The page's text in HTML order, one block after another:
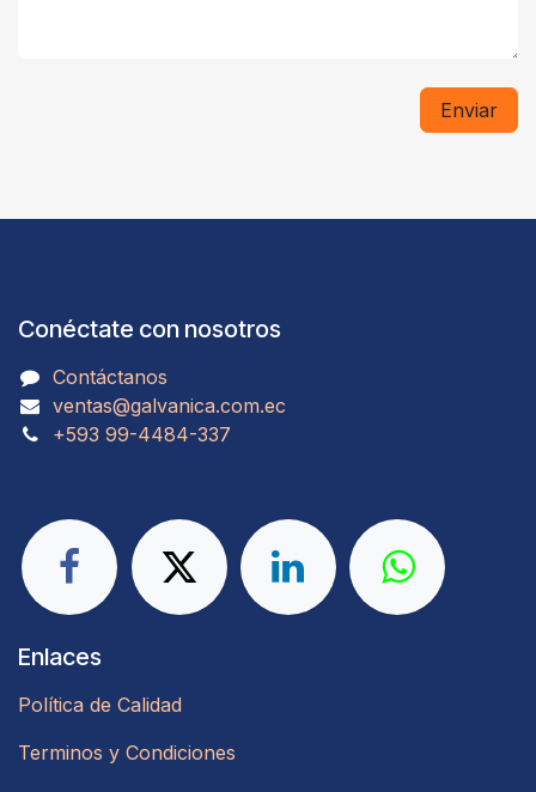
Enviar
Conéctate con nosotros
Contáctanos
ventas@galvanica.com.ec
​​​​​​​​​​​​+593 99-4484-337​​​
Enlaces
Política de Calidad
Terminos y Condiciones